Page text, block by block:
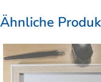
Ähnliche